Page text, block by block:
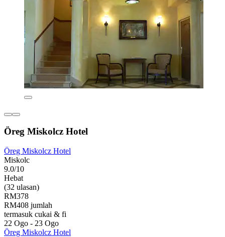
Öreg Miskolcz Hotel
Öreg Miskolcz Hotel
Miskolc
9.0/10
Hebat
(32 ulasan)
RM378
RM408 jumlah
termasuk cukai & fi
22 Ogo - 23 Ogo
Öreg Miskolcz Hotel